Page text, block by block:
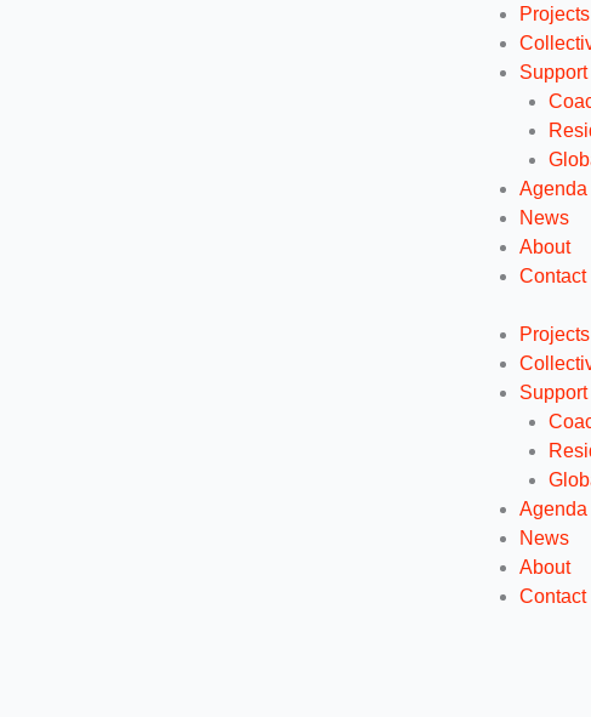
Projects
Support
Agenda
News
About
Contact
Projects
Support
Agenda
News
About
Contact